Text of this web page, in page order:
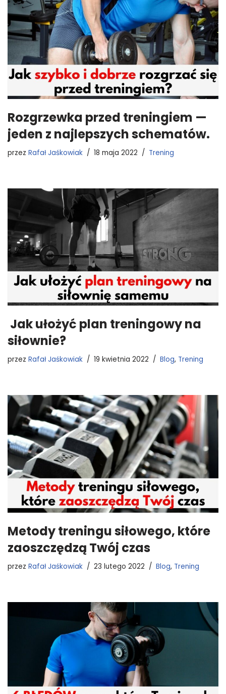
Rozgrzewka przed treningiem —
jeden z najlepszych schematów.
przez Rafał Jaśkowiak 18 maja 2022 Trening
Jak ułożyć plan treningowy na
siłownie?
przez Rafał Jaśkowiak 19 kwietnia 2022 Blog, Trening
Metody treningu siłowego, które
zaoszczędzą Twój czas
przez Rafał Jaśkowiak 23 lutego 2022 Blog, Trening